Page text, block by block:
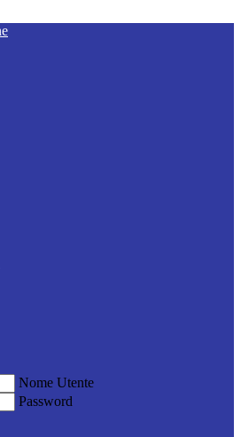
Nome Utente
Password